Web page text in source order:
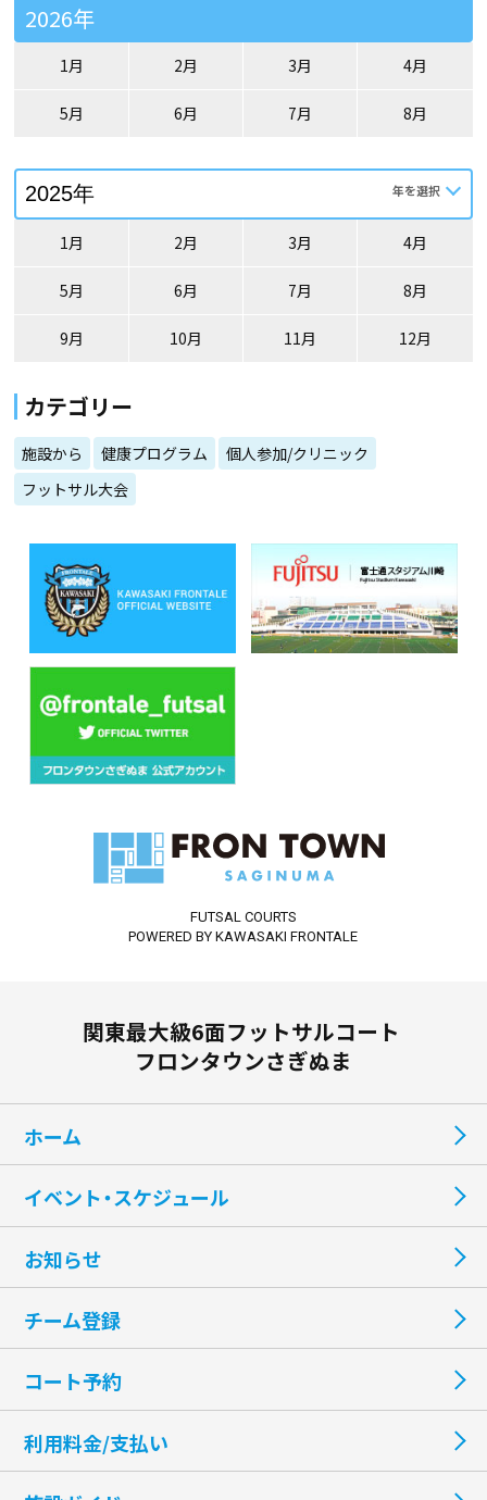
2026年
1月 2月 3月 4月
5月 6月 7月 8月
1月 2月 3月 4月
5月 6月 7月 8月
9月 10月 11月 12月
カテゴリー
施設から 健康プログラム
個人参加/クリニック
フットサル大会
FUTSAL COURTS
POWERED BY KAWASAKI FRONTALE
関東最大級6面フットサルコート
フロンタウンさぎぬま
ホーム
イベント・スケジュール
お知らせ
チーム登録
コート予約
利用料金/支払い